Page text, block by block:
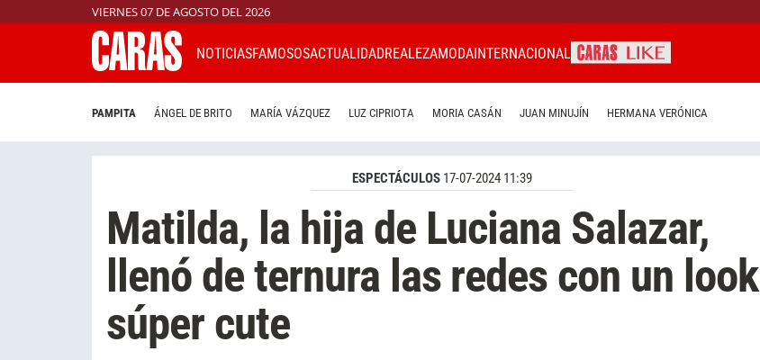
VIERNES 07 DE AGOSTO DEL 2026
NOTICIASFAMOSOSACTUALIDADREALEZAMODAINTERNACIONAL
PAMPITA ÁNGEL DE BRITO MARÍA VÁZQUEZ LUZ CIPRIOTA MORIA CASÁN JUAN MINUJÍN HERMANA VERÓNICA
ESPECTÁCULOS 17-07-2024 11:39
Matilda, la hija de Luciana Salazar,
llenó de ternura las redes con un look
súper cute